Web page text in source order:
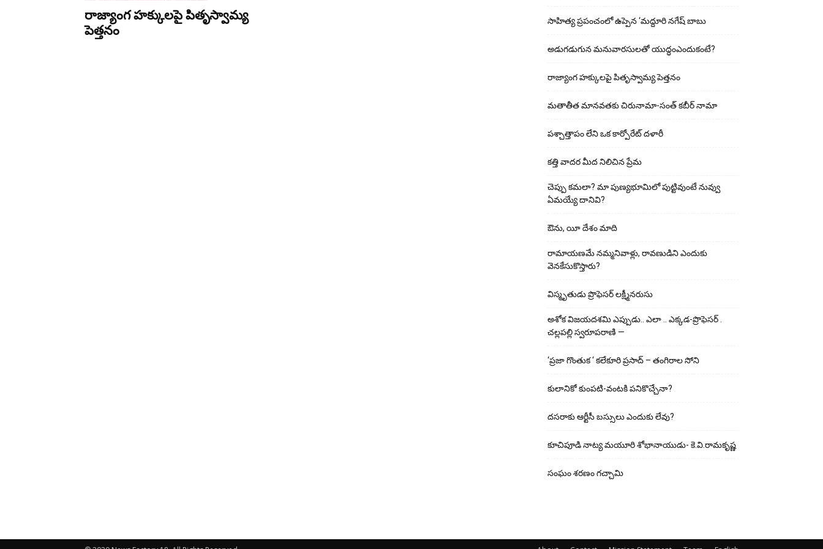
రాజ్యాంగ హక్కులపై పితృస్వామ్య
పెత్తనం
సాహిత్య ప్రపంచంలో ఉప్పెన ‘మద్దూరి నగేష్ బాబు
అడుగ‌డుగున మ‌నువార‌సుల‌తో యుద్ధంఎందుకంటే?
రాజ్యాంగ హక్కులపై పితృస్వామ్య పెత్తనం
మతాతీత మానవతకు చిరునామా-సంత్ కబీర్ నామా
పశ్చాత్తాపం లేని ఒక కార్పోరేట్ దళారీ
కత్తి వాదర మీద నిలిచిన ప్రేమ
చెప్పు క‌మ‌లా? మా పుణ్యభూమిలో పుట్టివుంటే నువ్వు
ఏమయ్యే దానివి?
ఔను, యీ దేశం మాది
రామాయణమే నమ్మనివాళ్లు, రావణుడిని ఎందుకు
వెనకేసుకొస్తారు?
విస్మృతుడు ప్రొఫెసర్ లక్ష్మీనరుసు
అశోక విజ‌య‌ద‌శ‌మి ఎప్పుడు.. ఎలా .. ఎక్క‌డ‌-ప్రొఫెసర్ .
చల్లపల్లి స్వరూపరాణి —
‘ప్రజా గొంతుక ‘ కలేకూరి ప్రసాద్ – తంగిరాల సోని
కులానికో కుంప‌టి-వంట‌కి ప‌నికొచ్చేనా?
ద‌స‌రాకు ఆర్టీసీ బ‌స్సులు ఎందుకు లేవు?
కూచిపూడి నాట్య మ‌యూరి శోభానాయుడు- కె.వి.రామకృష్ణ
సంఘం శరణం గచ్చామి